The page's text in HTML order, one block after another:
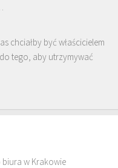
chciałby być właścicielem
tego, aby utrzymywać
biura w Krakowie